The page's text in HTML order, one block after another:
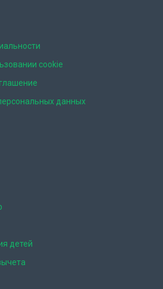
cookie
данных
детей